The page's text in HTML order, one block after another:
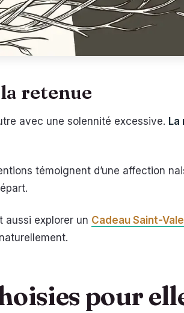
retenue
avec une solennité excessive.
témoignent d’une affection
aussi explorer un Cadeau Saint-
pour